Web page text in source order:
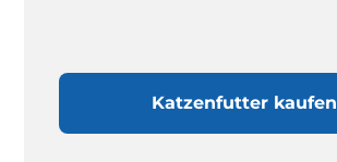
Katzenfutter kaufen